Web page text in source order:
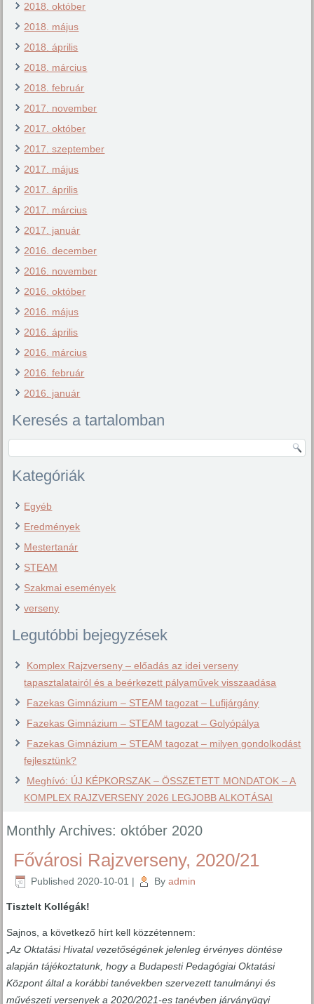
2018. október
2018. május
2018. április
2018. március
2018. február
2017. november
2017. október
2017. szeptember
2017. május
2017. április
2017. március
2017. január
2016. december
2016. november
2016. október
2016. május
2016. április
2016. március
2016. február
2016. január
Keresés a tartalomban
Kategóriák
Egyéb
Eredmények
Mestertanár
STEAM
Szakmai események
verseny
Legutóbbi bejegyzések
Komplex Rajzverseny – előadás az idei verseny
tapasztalatairól és a beérkezett pályaművek visszaadása
Fazekas Gimnázium – STEAM tagozat – Lufijárgány
Fazekas Gimnázium – STEAM tagozat – Golyópálya
Fazekas Gimnázium – STEAM tagozat – milyen gondolkodást
fejlesztünk?
Meghívó: ÚJ KÉPKORSZAK – ÖSSZETETT MONDATOK – A
KOMPLEX RAJZVERSENY 2026 LEGJOBB ALKOTÁSAI
Monthly Archives: október 2020
Fővárosi Rajzverseny, 2020/21
Published 2020-10-01 | By admin
Tisztelt Kollégák!
Sajnos, a következő hírt kell közzétennem:
„Az Oktatási Hivatal vezetőségének jelenleg érvényes döntése
alapján tájékoztatunk, hogy a Budapesti Pedagógiai Oktatási
Központ által a korábbi tanévekben szervezett tanulmányi és
művészeti versenyek a 2020/2021-es tanévben járványügyi